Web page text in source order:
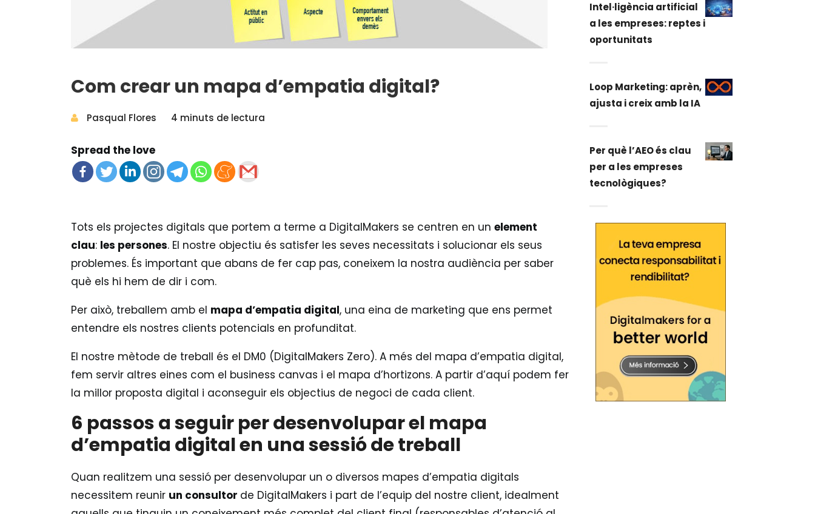
Com crear un mapa d’empatia digital?
Pasqual Flores 4 minuts de lectura
Spread the love
Tots els projectes digitals que portem a terme a DigitalMakers se centren en un element
clau: les persones. El nostre objectiu és satisfer les seves necessitats i solucionar els seus
problemes. És important que abans de fer cap pas, coneixem la nostra audiència per saber
què els hi hem de dir i com.
Per això, treballem amb el mapa d’empatia digital, una eina de marketing que ens permet
entendre els nostres clients potencials en profunditat.
El nostre mètode de treball és el DM0 (DigitalMakers Zero). A més del mapa d’empatia digital,
fem servir altres eines com el business canvas i el mapa d’hortizons. A partir d’aquí podem fer
la millor proposta digital i aconseguir els objectius de negoci de cada client.
6 passos a seguir per desenvolupar el mapa
d’empatia digital en una sessió de treball
Quan realitzem una sessió per desenvolupar un o diversos mapes d’empatia digitals
necessitem reunir un consultor de DigitalMakers i part de l’equip del nostre client, idealment
Intel·ligència artificial
a les empreses: reptes i
oportunitats
Loop Marketing: aprèn,
ajusta i creix amb la IA
Per què l’AEO és clau
per a les empreses
tecnològiques?